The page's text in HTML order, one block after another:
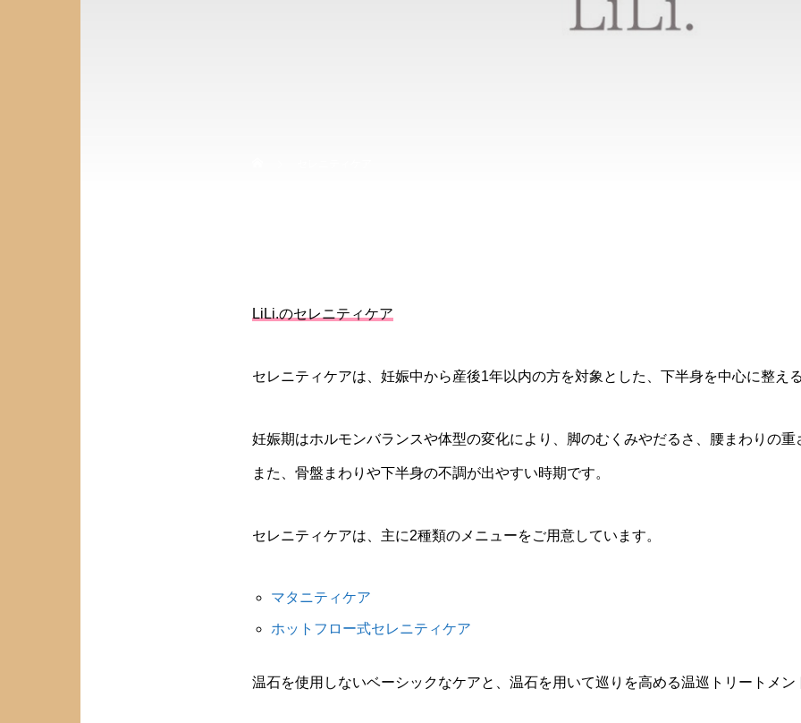
LiLi.のセレニティケア
セレニティケアは、妊娠中から産後1年以内の方を対象とした、下半身を中心に整え
妊娠期はホルモンバランスや体型の変化により、脚のむくみやだるさ、腰まわりの
また、骨盤まわりや下半身の不調が出やすい時期です。
セレニティケアは、主に2種類のメニューをご用意しています。
マタニティケア
ホットフロー式セレニティケア
温石を使用しないベーシックなケアと、温石を用いて巡りを高める温巡トリートメン